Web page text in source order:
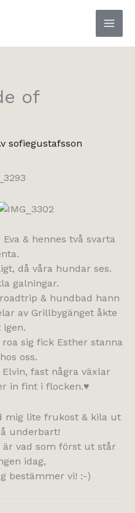
of
sofiegustafsson
& hennes två svarta
då våra hundar ses.
galningar.
& hundbad hann
av Grillbygänget åkte
igen.
sig fick Esther stanna
oss.
fast några växlar
in fint i flocken.♥
mig lite frukost & kila ut
underbart!
vad som först ut står
idag,
bestämmer vi! :-)